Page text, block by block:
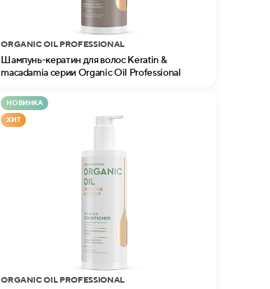
ORGANIC OIL PROFESSIONAL
Шампунь-кератин для волос Keratin &
macadamia серии Organic Oil Professional
НОВИНКА
ХИТ
ORGANIC OIL PROFESSIONAL